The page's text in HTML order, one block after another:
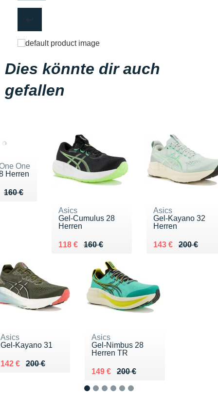
Dies könnte dir auch
gefallen
One
Herren
160 €
de 160 €
116 €
Asics
Gel-Cumulus 28
Herren
160 €
Au lieu de 160 €
118 €
Vendu 118 €
Asics
Gel-Kayano 32
Herren
200 €
Au lieu de 200 €
143 €
Vendu 143 €
Asics
Gel-Kayano 31
200 €
Au lieu de 200 €
142 €
Vendu 142 €
Asics
Gel-Nimbus 28
Herren TR
200 €
Au lieu de 200 €
149 €
Vendu 149 €